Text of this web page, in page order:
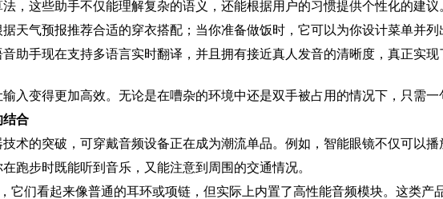
，这些助手不仅能理解复杂的语义，还能根据用户的习惯提供个性化的建议
天气预报推荐合适的穿衣搭配；当你准备做饭时，它可以为你设计菜单并
助手现在支持多语言实时翻译，并且拥有接近真人发音的清晰度，真正实现
入变得更加高效。无论是在嘈杂的环境中还是双手被占用的情况下，只需一
结合
术的突破，可穿戴音频设备正在成为潮流单品。例如，智能眼镜不仅可以
跑步时既能听到音乐，又能注意到周围的交通情况。
它们看起来像普通的耳环或项链，但实际上内置了高性能音频模块。这类